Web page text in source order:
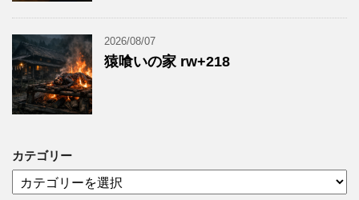
2026/08/07
猿喰いの家 rw+218
カテゴリー
テ